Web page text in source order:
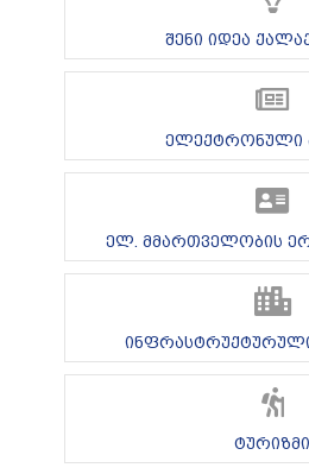
შენი იდეა
ელექტრონული
ელ. მმართველობის
ტურიზმი